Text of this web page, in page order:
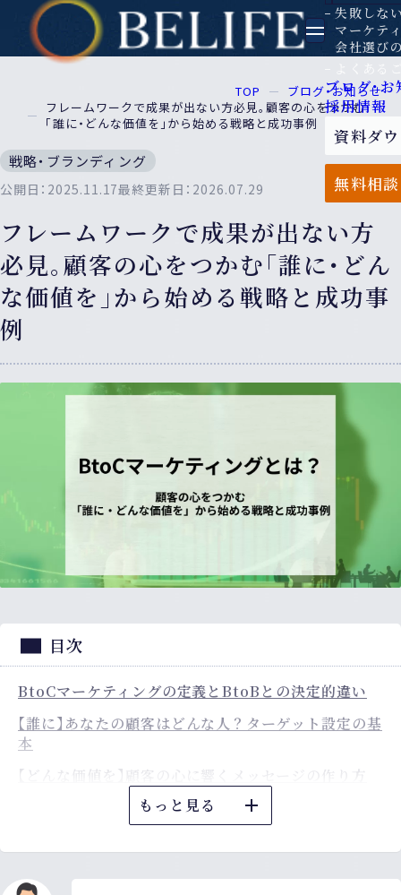
失敗しな
マーケテ
会社選び
ブログ・
採用情報
資料ダ
無料相
TOP
ブログ・お知らせ
フレームワークで成果が出ない方必見。顧客の心をつかむ
「誰に・どんな価値を」から始める戦略と成功事例
戦略・ブランディング
公開日：2025.11.17最終更新日：2026.07.29
フレームワークで成果が出ない方
必見。顧客の心をつかむ「誰に・どん
な価値を」から始める戦略と成功事
例
目次
BtoCマーケティングの定義とBtoBとの決定的違い
【誰に】あなたの顧客はどんな人？ターゲット設定の基
本
【どんな価値を】顧客の心に響くメッセージの作り方
もっと見る